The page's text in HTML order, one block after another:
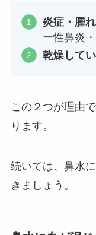
炎症・腫
ー性鼻炎
乾燥して
この２つが理由
ります。
続いては、鼻水
きましょう。